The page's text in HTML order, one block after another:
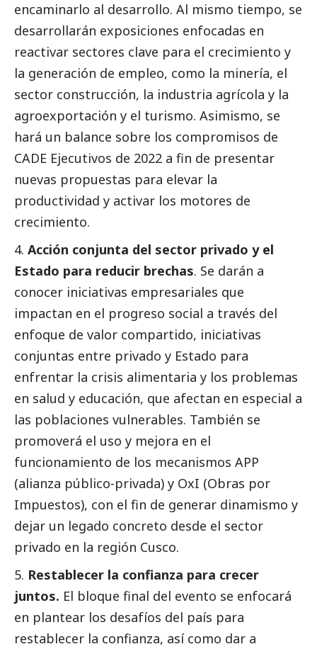
encaminarlo al desarrollo. Al mismo tiempo, se
desarrollarán exposiciones enfocadas en
reactivar sectores clave para el crecimiento y
la generación de empleo, como la minería, el
sector construcción, la industria agrícola y la
agroexportación y el turismo. Asimismo, se
hará un balance sobre los compromisos de
CADE Ejecutivos de 2022 a fin de presentar
nuevas propuestas para elevar la
productividad y activar los motores de
crecimiento.
Acción conjunta del sector privado y el
Estado para reducir brechas. Se darán a
conocer iniciativas empresariales que
impactan en el progreso social a través del
enfoque de valor compartido, iniciativas
conjuntas entre privado y Estado para
enfrentar la crisis alimentaria y los problemas
en salud y educación, que afectan en especial a
las poblaciones vulnerables. También se
promoverá el uso y mejora en el
funcionamiento de los mecanismos APP
(alianza público-privada) y OxI (Obras por
Impuestos), con el fin de generar dinamismo y
dejar un legado concreto desde el sector
privado en la región Cusco.
Restablecer la confianza para crecer
juntos. El bloque final del evento se enfocará
en plantear los desafíos del país para
restablecer la confianza, así como dar a